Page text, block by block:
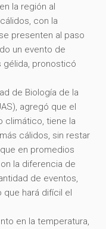
la región al
con la
presenten al paso
un evento de
gélida, pronosticó
de Biología de la
agregó que el
climático, tiene la
cálidos, sin restar
en promedios
la diferencia de
de eventos,
que hará difícil el
en la temperatura,